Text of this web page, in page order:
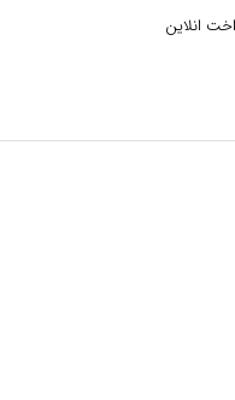
انلاین